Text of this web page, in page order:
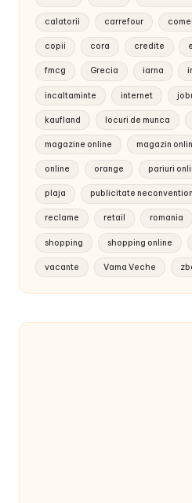
calatorii carrefour
copii cora credite
fmcg Grecia iarna
incaltaminte internet
kaufland locuri de munca
magazine online magazin
online orange pariuri
plaja publicitate
reclame retail romania
shopping shopping online
vacante Vama Veche